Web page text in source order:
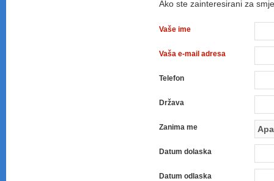
Ako ste zainteresirani za
Vaše ime
Vaša e-mail adresa
Telefon
Država
Zanima me
Datum dolaska
Datum odlaska